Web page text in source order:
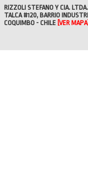
RIZZOLI STEFANO Y CIA. LTDA.
TALCA #120, BARRIO
COQUIMBO - CHILE [VER